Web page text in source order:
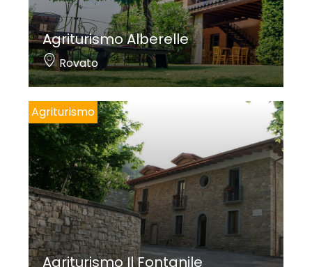
Agriturismo Alberelle
Rovato
Agriturismo
Agriturismo Il Fontanile